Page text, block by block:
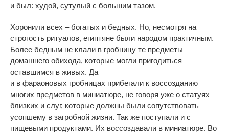
и был: худой, сутулый с большим тазом.
Хоронили всех – богатых и бедных. Но, несмотря на
строгость ритуалов, египтяне были народом практичным.
Более бедным не клали в гробницу те предметы
домашнего обихода, которые могли пригодиться
оставшимся в живых. Да
и в фараоновых гробницах прибегали к воссозданию
многих предметов в миниатюре, не говоря уже о статуях
близких и слуг, которые должны были сопутствовать
усопшему в загробной жизни. Так же поступали и с
пищевыми продуктами. Их воссоздавали в миниатюре. Во